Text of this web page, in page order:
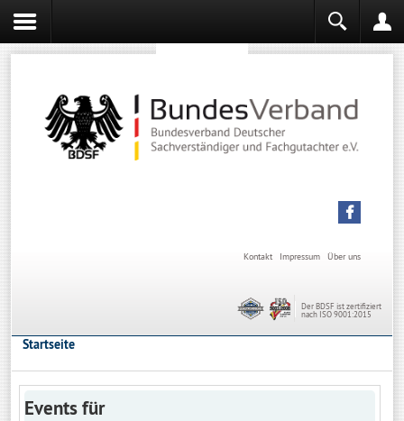
Über uns
Impressum
Kontakt
Der BDSF ist zertifiziert
nach ISO 9001:2015
Startseite
Events für